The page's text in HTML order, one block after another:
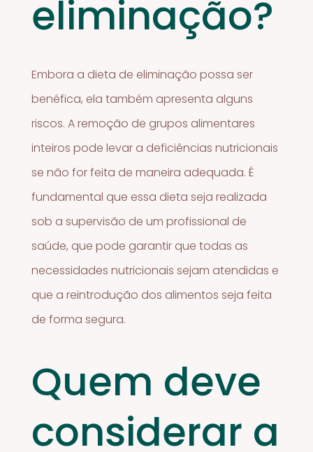
eliminação?
Embora a dieta de eliminação possa ser
benéfica, ela também apresenta alguns
riscos. A remoção de grupos alimentares
inteiros pode levar a deficiências nutricionais
se não for feita de maneira adequada. É
fundamental que essa dieta seja realizada
sob a supervisão de um profissional de
saúde, que pode garantir que todas as
necessidades nutricionais sejam atendidas e
que a reintrodução dos alimentos seja feita
de forma segura.
Quem deve
considerar a